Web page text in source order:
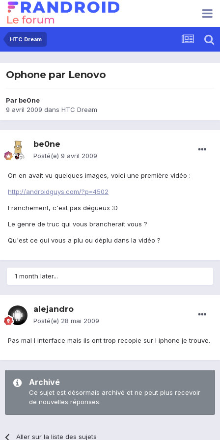
HTC Dream
Ophone par Lenovo
Par be0ne
9 avril 2009 dans HTC Dream
be0ne
Posté(e) 9 avril 2009
On en avait vu quelques images, voici une première vidéo :
http://androidguys.com/?p=4502
Franchement, c'est pas dégueux :D
Le genre de truc qui vous brancherait vous ?
Qu'est ce qui vous a plu ou déplu dans la vidéo ?
1 month later...
alejandro
Posté(e) 28 mai 2009
Pas mal l interface mais ils ont trop recopie sur l iphone je trouve.
Archivé
Ce sujet est désormais archivé et ne peut plus recevoir
de nouvelles réponses.
Aller sur la liste des sujets